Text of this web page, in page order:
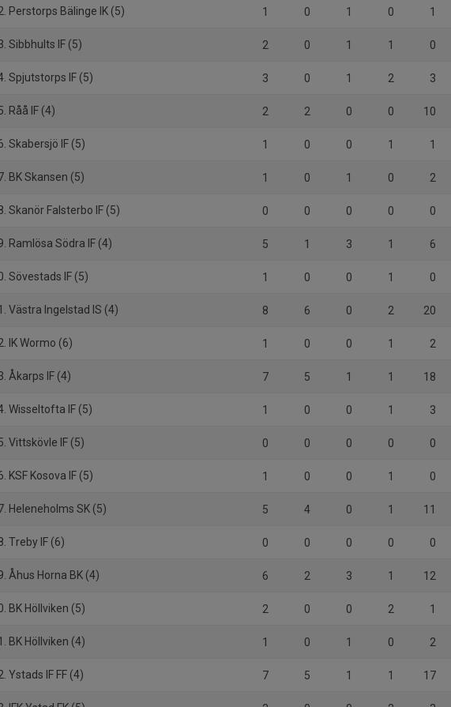
Perstorps Bälinge IK (5) 1 0 1 0 1
Sibbhults IF (5) 2 0 1 1 0
Spjutstorps IF (5) 3 0 1 2 3
Råå IF (4) 2 2 0 0 10
Skabersjö IF (5) 1 0 0 1 1
BK Skansen (5) 1 0 1 0 2
Skanör Falsterbo IF (5) 0 0 0 0 0
Ramlösa Södra IF (4) 5 1 3 1 6
Sövestads IF (5) 1 0 0 1 0
Västra Ingelstad IS (4) 8 6 0 2 20
IK Wormo (6) 1 0 0 1 2
Åkarps IF (4) 7 5 1 1 18
Wisseltofta IF (5) 1 0 0 1 3
Vittskövle IF (5) 0 0 0 0 0
KSF Kosova IF (5) 1 0 0 1 0
Heleneholms SK (5) 5 4 0 1 11
Treby IF (6) 0 0 0 0 0
Åhus Horna BK (4) 6 2 3 1 12
BK Höllviken (5) 2 0 0 2 1
BK Höllviken (4) 1 0 1 0 2
Ystads IF FF (4) 7 5 1 1 17